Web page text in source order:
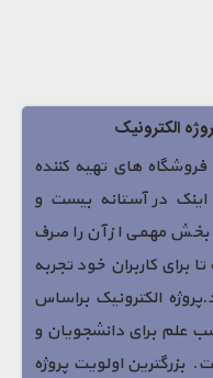
الکترونیک
فروشگاه های تهیه کننده
در آستانه بیست و
مهمی از آن را صرف
برای کاربران خود تجربه
الکترونیک براساس
برای دانشجویان و
اولویت پروژه